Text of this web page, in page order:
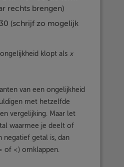
rechts brengen)
(schrijf zo mogelijk
klopt als x
van een ongelijkheid
met hetzelfde
vergelijking. Maar let
waarmee je deelt of
negatief getal is, dan
of <) omklappen.